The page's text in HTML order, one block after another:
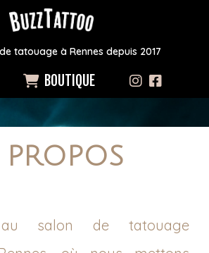
tatouage à Rennes depuis 2017
BOUTIQUE
au salon de tatouage